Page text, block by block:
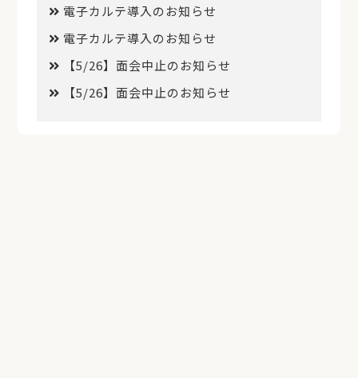
電子カルテ導入のお知らせ
電子カルテ導入のお知らせ
【5/26】面会中止のお知らせ
【5/26】面会中止のお知らせ